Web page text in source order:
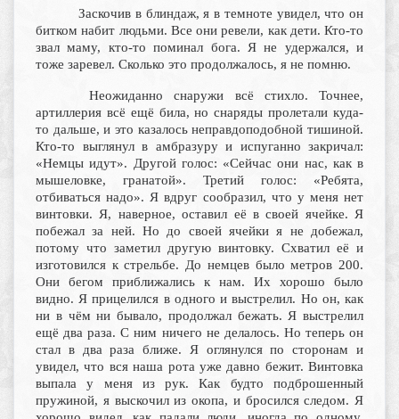
Заскочив в блиндаж, я в темноте увидел, что он
битком набит людьми. Все они ревели, как дети. Кто-то
звал маму, кто-то поминал бога. Я не удержался, и
тоже заревел. Сколько это продолжалось, я не помню.
Неожиданно снаружи всё стихло. Точнее,
артиллерия всё ещё била, но снаряды пролетали куда-
то дальше, и это казалось неправдоподобной тишиной.
Кто-то выглянул в амбразуру и испуганно закричал:
«Немцы идут». Другой голос: «Сейчас они нас, как в
мышеловке, гранатой». Третий голос: «Ребята,
отбиваться надо». Я вдруг сообразил, что у меня нет
винтовки. Я, наверное, оставил её в своей ячейке. Я
побежал за ней. Но до своей ячейки я не добежал,
потому что заметил другую винтовку. Схватил её и
изготовился к стрельбе. До немцев было метров 200.
Они бегом приближались к нам. Их хорошо было
видно. Я прицелился в одного и выстрелил. Но он, как
ни в чём ни бывало, продолжал бежать. Я выстрелил
ещё два раза. С ним ничего не делалось. Но теперь он
стал в два раза ближе. Я оглянулся по сторонам и
увидел, что вся наша рота уже давно бежит. Винтовка
выпала у меня из рук. Как будто подброшенный
пружиной, я выскочил из окопа, и бросился следом. Я